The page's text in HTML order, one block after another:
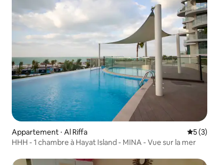
Appartement ⋅ Al Riffa
5 (3)
HHH - 1 chambre à Hayat Island - MINA - Vue sur la mer